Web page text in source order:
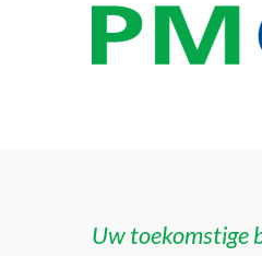
Uw toekomstige